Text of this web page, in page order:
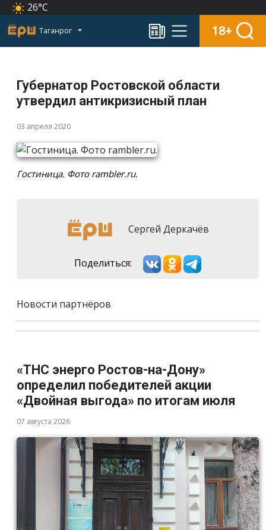
26°C
Таганрог 18+
Губернатор Ростовской области
утвердил антикризисный план
03 апреля 2020
Гостиница. Фото rambler.ru.
Сергей Деркачёв
Поделиться:
Новости партнёров
«ТНС энерго Ростов-на-Дону»
определил победителей акции
«Двойная выгода» по итогам июля
07 августа 2026